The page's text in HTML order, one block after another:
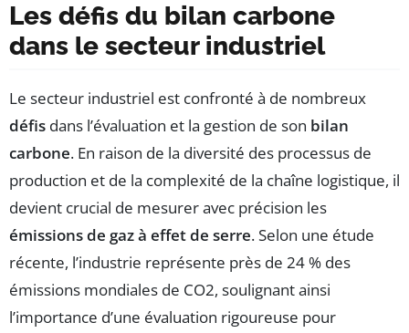
Les défis du bilan carbone
dans le secteur industriel
Le secteur industriel est confronté à de nombreux
défis dans l’évaluation et la gestion de son bilan
carbone. En raison de la diversité des processus de
production et de la complexité de la chaîne logistique, il
devient crucial de mesurer avec précision les
émissions de gaz à effet de serre. Selon une étude
récente, l’industrie représente près de 24 % des
émissions mondiales de CO2, soulignant ainsi
l’importance d’une évaluation rigoureuse pour